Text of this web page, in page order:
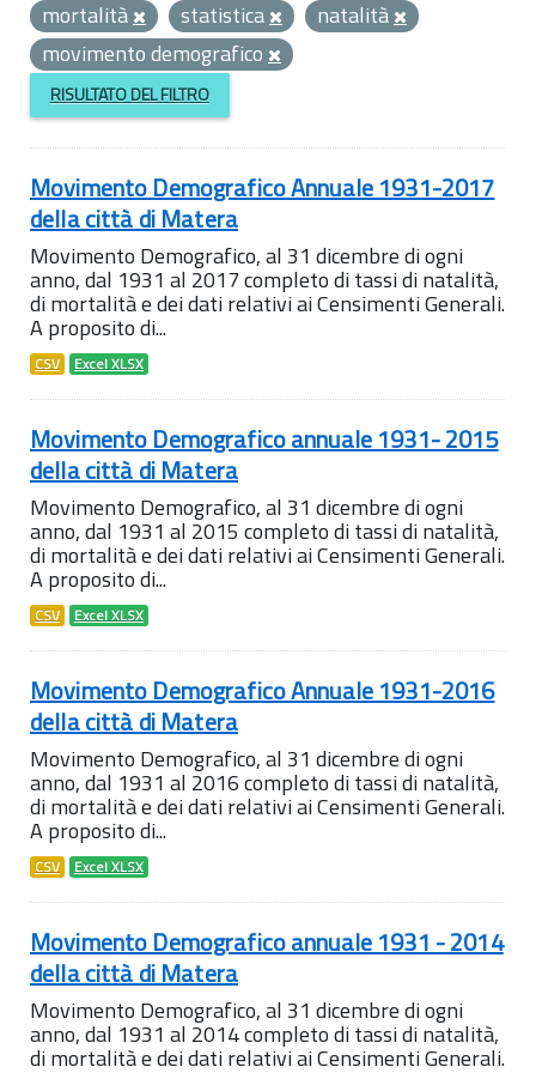
mortalità
statistica
natalità
movimento demografico
RISULTATO DEL FILTRO
Movimento Demografico Annuale 1931-2017
della città di Matera
Movimento Demografico, al 31 dicembre di ogni
anno, dal 1931 al 2017 completo di tassi di natalità,
di mortalità e dei dati relativi ai Censimenti Generali.
A proposito di...
CSV Excel XLSX
Movimento Demografico annuale 1931- 2015
della città di Matera
Movimento Demografico, al 31 dicembre di ogni
anno, dal 1931 al 2015 completo di tassi di natalità,
di mortalità e dei dati relativi ai Censimenti Generali.
A proposito di...
CSV Excel XLSX
Movimento Demografico Annuale 1931-2016
della città di Matera
Movimento Demografico, al 31 dicembre di ogni
anno, dal 1931 al 2016 completo di tassi di natalità,
di mortalità e dei dati relativi ai Censimenti Generali.
A proposito di...
CSV Excel XLSX
Movimento Demografico annuale 1931 - 2014
della città di Matera
Movimento Demografico, al 31 dicembre di ogni
anno, dal 1931 al 2014 completo di tassi di natalità,
di mortalità e dei dati relativi ai Censimenti Generali.